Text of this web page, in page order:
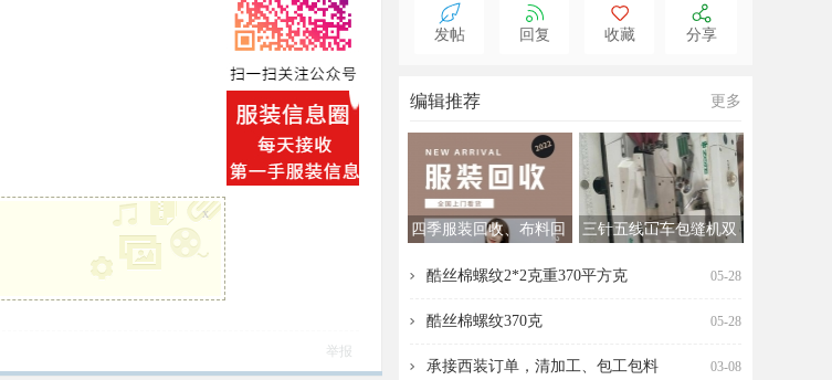
x
举报
发帖 回复 收藏 分享
编辑推荐 更多
四季服装回收、布料回
三针五线冚车包缝机双
酷丝棉螺纹2*2克重370平方克
05-28
酷丝棉螺纹370克 05-28
承接西装订单，清加工、包工包料 03-08